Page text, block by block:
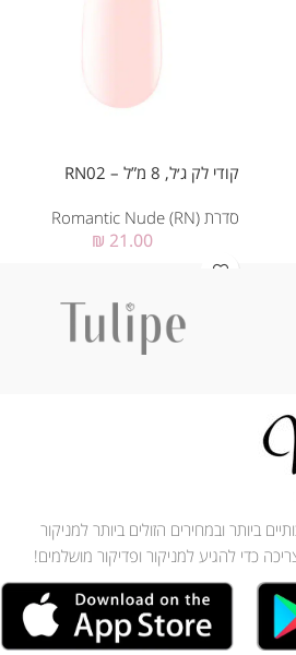
קודי לק ג׳ל, 8 מ”ל – RN02
סדרת Romantic Nude (RN)
₪ 21.00
ביותר ובמחירים הזולים ביותר למניקור
כדי להגיע למניקור ופדיקור מושלמים!